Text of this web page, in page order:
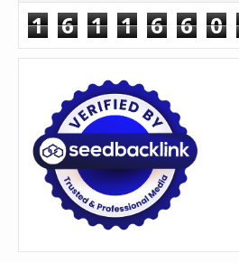
1 6 1 1 6 6 0